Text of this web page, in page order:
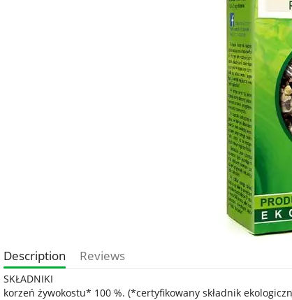
Description Reviews
SKŁADNIKI
korzeń żywokostu* 100 %. (*certyfikowany składnik